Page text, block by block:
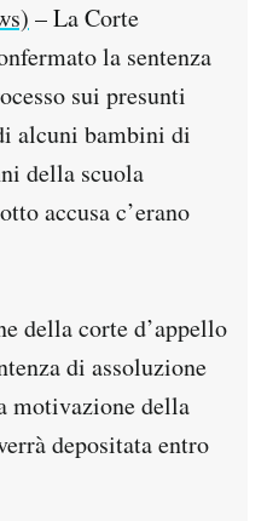
– La Corte
la sentenza
sui presunti
alcuni bambini di
della scuola
accusa c’erano
della corte d’appello
di assoluzione
motivazione della
depositata entro